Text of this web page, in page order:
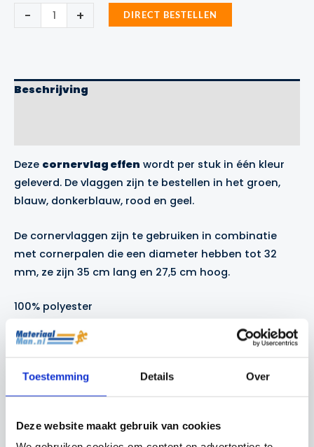
Toestemming Details Over
Deze website maakt gebruik van cookies
-
Cornervlag
Effen
Precision
+ DIRECT BESTELLEN
Beschrijving
Deze cornervlag effen wordt per stuk in één kleur
geleverd. De vlaggen zijn te bestellen in het groen,
blauw, donkerblauw, rood en geel.
De cornervlaggen zijn te gebruiken in combinatie
met cornerpalen die een diameter hebben tot 32
mm, ze zijn 35 cm lang en 27,5 cm hoog.
100% polyester